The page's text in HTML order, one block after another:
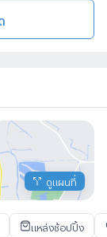
ดูแผนที่
แหล่งช้อปปิ้ง